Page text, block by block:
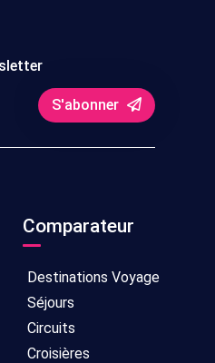
S'abonner
Comparateur
Destinations Voyage
Séjours
Circuits
Croisières